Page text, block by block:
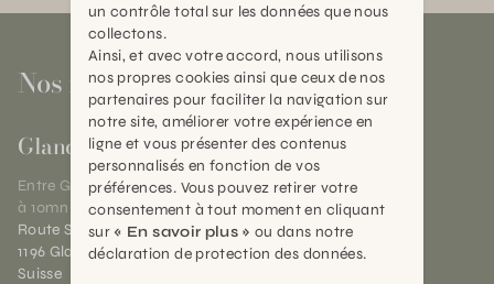
Nos magasins
Gland
Entre Genève et Lausanne,
à 10mn de Nyon
Route Suisse 40
1196 Gland (VD)
Suisse
un contrôle total sur les données que nous
collectons.
Ainsi, et avec votre accord, nous utilisons
nos propres cookies ainsi que ceux de nos
partenaires pour faciliter la navigation sur
notre site, améliorer votre expérience en
ligne et vous présenter des contenus
personnalisés en fonction de vos
préférences. Vous pouvez retirer votre
consentement à tout moment en cliquant
sur « En savoir plus » ou dans notre
déclaration de protection des données.